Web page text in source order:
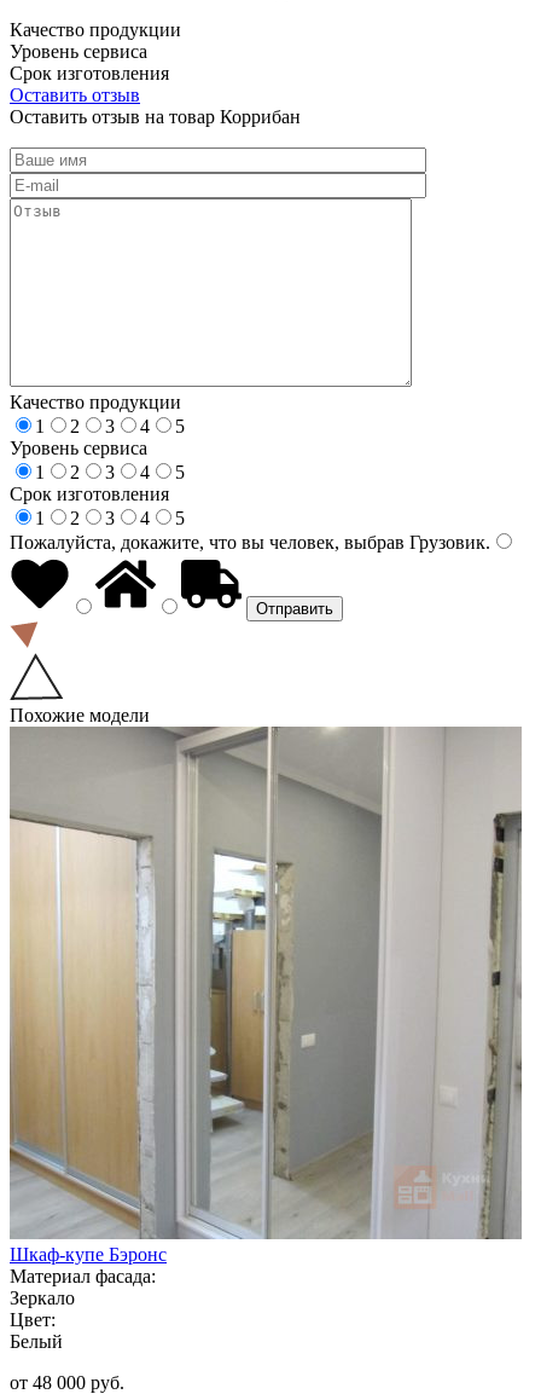
Качество продукции
Уровень сервиса
Срок изготовления
Оставить отзыв
Оставить отзыв на товар Коррибан
Качество продукции
1
2 3 4
5
Уровень сервиса
1
2 3 4
5
Срок изготовления
1
2 3 4
5
Пожалуйста, докажите, что вы человек, выбрав Грузовик.
Похожие модели
Шкаф-купе Бэронс
Материал фасада:
Зеркало
Цвет:
Белый
от 48 000 руб.